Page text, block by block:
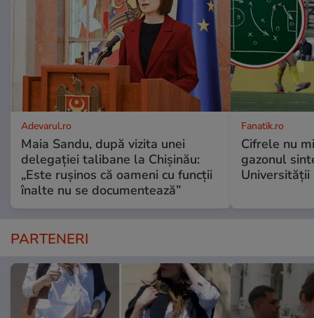
Adevarul.ro
Maia Sandu, după vizita unei
delegației talibane la Chișinău:
„Este rușinos că oameni cu funcții
înalte nu se documentează”
Fanatik.ro
Cifrele nu
gazonul
Universității
PARTENERI